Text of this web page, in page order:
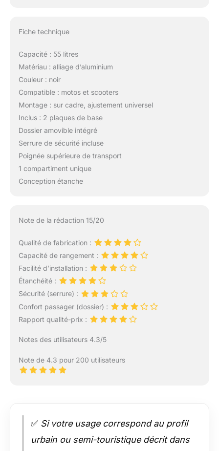
Fiche technique
Capacité : 55 litres
Matériau : alliage d’aluminium
Couleur : noir
Compatible : motos et scooters
Montage : sur cadre, ajustement universel
Inclus : 2 plaques de base
Dossier amovible intégré
Serrure de sécurité incluse
Poignée supérieure de transport
1 compartiment unique
Conception étanche
Note de la rédaction 15/20
Qualité de fabrication :
Capacité de rangement :
Facilité d’installation :
Étanchéité :
Sécurité (serrure) :
Confort passager (dossier) :
Rapport qualité-prix :
Notes des utilisateurs 4.3/5
Note de 4.3 pour 200 utilisateurs
✅ Si votre usage correspond au profil
urbain ou semi-touristique décrit dans